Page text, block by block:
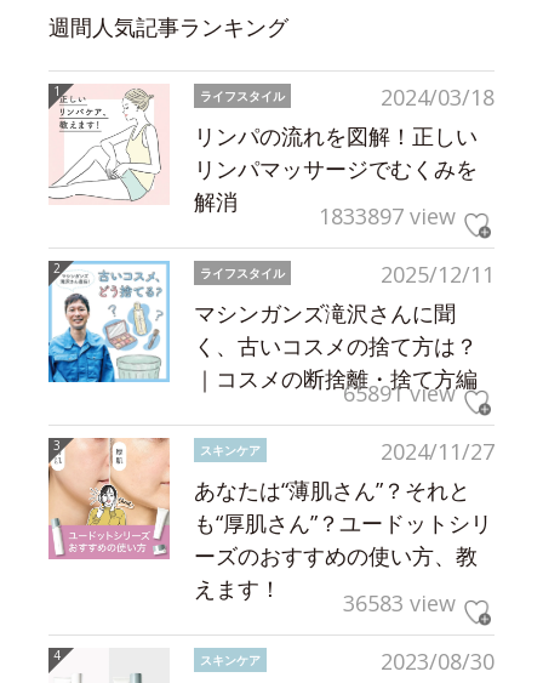
週間人気記事ランキング
2024/03/18
ライフスタイル
リンパの流れを図解！正しい
リンパマッサージでむくみを
解消
1833897 view
2025/12/11
ライフスタイル
マシンガンズ滝沢さんに聞
く、古いコスメの捨て方は？
｜コスメの断捨離・捨て方編
65891 view
2024/11/27
スキンケア
あなたは“薄肌さん”？それと
も“厚肌さん”？ユードットシリ
ーズのおすすめの使い方、教
えます！
36583 view
2023/08/30
スキンケア